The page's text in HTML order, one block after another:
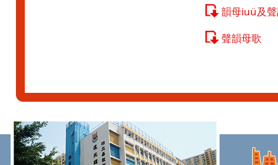
韻母iuü及
聲韻母歌